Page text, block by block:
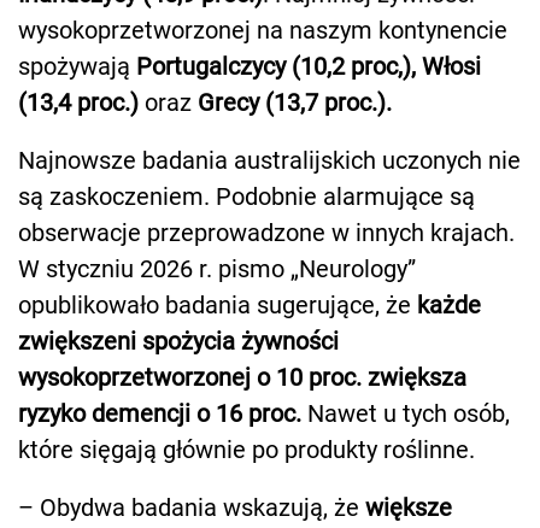
wysokoprzetworzonej na naszym kontynencie
spożywają Portugalczycy (10,2 proc,), Włosi
(13,4 proc.) oraz Grecy (13,7 proc.).
Najnowsze badania australijskich uczonych nie
są zaskoczeniem. Podobnie alarmujące są
obserwacje przeprowadzone w innych krajach.
W styczniu 2026 r. pismo „Neurology”
opublikowało badania sugerujące, że każde
zwiększeni spożycia żywności
wysokoprzetworzonej o 10 proc. zwiększa
ryzyko demencji o 16 proc. Nawet u tych osób,
które sięgają głównie po produkty roślinne.
– Obydwa badania wskazują, że większe